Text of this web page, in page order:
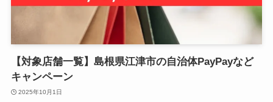
【対象店舗一覧】島根県江津市の自治体PayPayなど
キャンペーン
2025年10月1日